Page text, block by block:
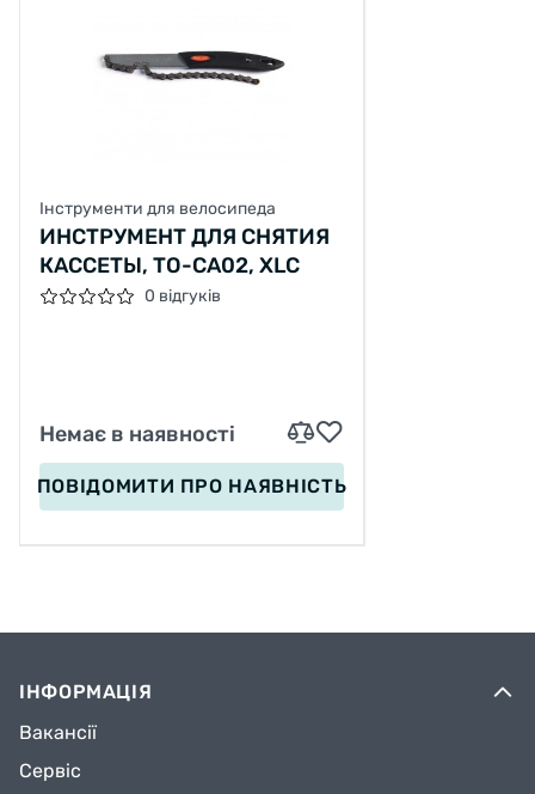
Інструменти для велосипеда
ИНСТРУМЕНТ ДЛЯ СНЯТИЯ
КАССЕТЫ, TO-CA02, XLC
0 відгуків
Немає в наявності
ПОВІДОМИТИ ПРО НАЯВНІСТЬ
ІНФОРМАЦІЯ
Вакансії
Сервіс